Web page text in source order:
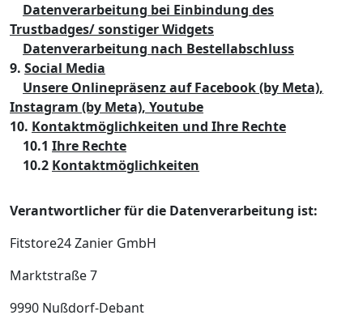
Datenverarbeitung bei Einbindung des
Trustbadges/ sonstiger Widgets
Datenverarbeitung nach Bestellabschluss
9. Social Media
Unsere Onlinepräsenz auf Facebook (by Meta),
Instagram (by Meta), Youtube
10. Kontaktmöglichkeiten und Ihre Rechte
10.1 Ihre Rechte
10.2 Kontaktmöglichkeiten
Verantwortlicher für die Datenverarbeitung ist:
Fitstore24 Zanier GmbH
Marktstraße 7
9990 Nußdorf-Debant